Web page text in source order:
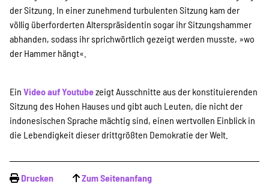
der Sitzung. In einer zunehmend turbulenten Sitzung kam der
völlig überforderten Alterspräsidentin sogar ihr Sitzungshammer
abhanden, sodass ihr sprichwörtlich gezeigt werden musste, »wo
der Hammer hängt«.
Ein Video auf Youtubezeigt Ausschnitte aus der konstituierenden
Sitzung des Hohen Hauses und gibt auch Leuten, die nicht der
indonesischen Sprache mächtig sind, einen wertvollen Einblick in
die Lebendigkeit dieser drittgrößten Demokratie der Welt.
Drucken Zum Seitenanfang